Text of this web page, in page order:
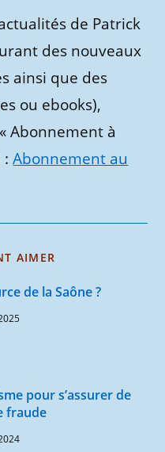
de Patrick
des nouveaux
ainsi que des
ou ebooks),
Abonnement à
:Abonnement au
AIMER
de la Saône ?
pour s’assurer de
fraude